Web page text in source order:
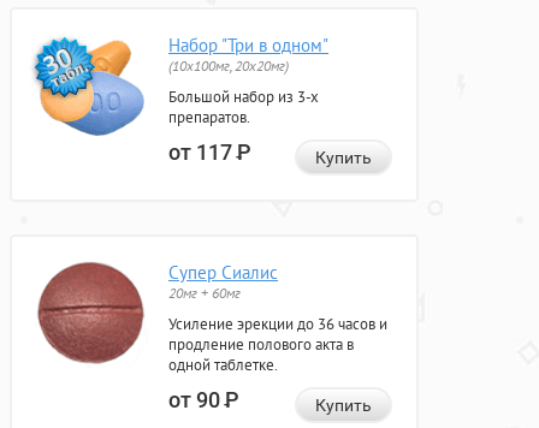
Набор "Три в одном"
(10x100мг, 20x20мг)
Большой набор из 3-х
препаратов.
от 117Р Купить
Супер Сиалис
20мг + 60мг
Усиление эрекции до 36 часов и
продление полового акта в
одной таблетке.
от 90Р Купить